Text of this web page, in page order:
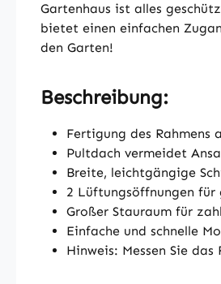
Gartenhaus ist alles
bietet einen einfachen
den Garten!
Beschreibung:
Fertigung des Rahmens
Pultdach vermeidet
Breite, leichtgängige
2 Lüftungsöffnungen
Großer Stauraum für
Einfache und schnelle
Hinweis: Messen Sie